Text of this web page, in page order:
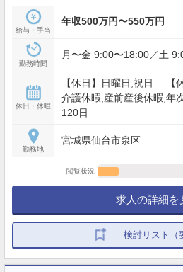
給与・手当
年収500万円〜550万円
勤務時間
月〜金 9:00〜18:00／土
休日・休暇
【休日】日曜日,祝日 【
介護休暇,産前産後休暇,年
120日
勤務地
宮城県仙台市泉区
閲覧状況
求人の詳細を
検討リスト（